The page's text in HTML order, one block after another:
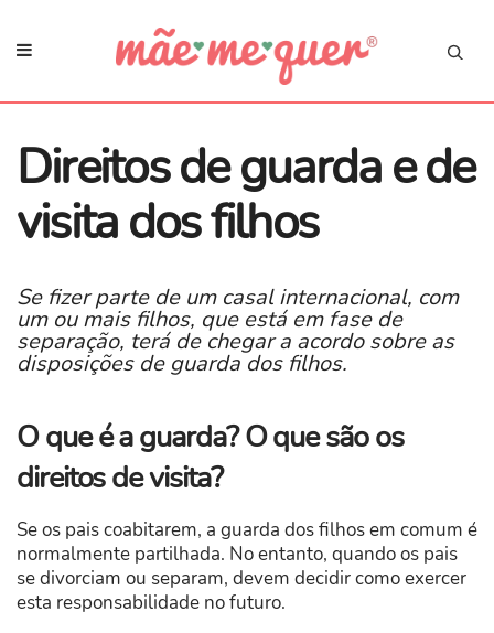
Direitos de guarda e de
visita dos filhos
Se fizer parte de um casal internacional, com
um ou mais filhos, que está em fase de
separação, terá de chegar a acordo sobre as
disposições de guarda dos filhos.
O que é a guarda? O que são os
direitos de visita?
Se os pais coabitarem, a guarda dos filhos em comum é
normalmente partilhada. No entanto, quando os pais
se divorciam ou separam, devem decidir como exercer
esta responsabilidade no futuro.